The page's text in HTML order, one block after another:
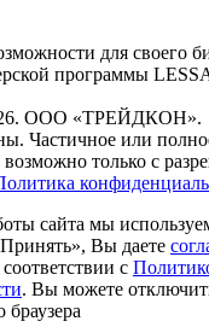
для своего
программы
ООО «ТРЕЙДКОН».
Частичное или
только с
сайта мы
Вы даете
с
. Вы можете